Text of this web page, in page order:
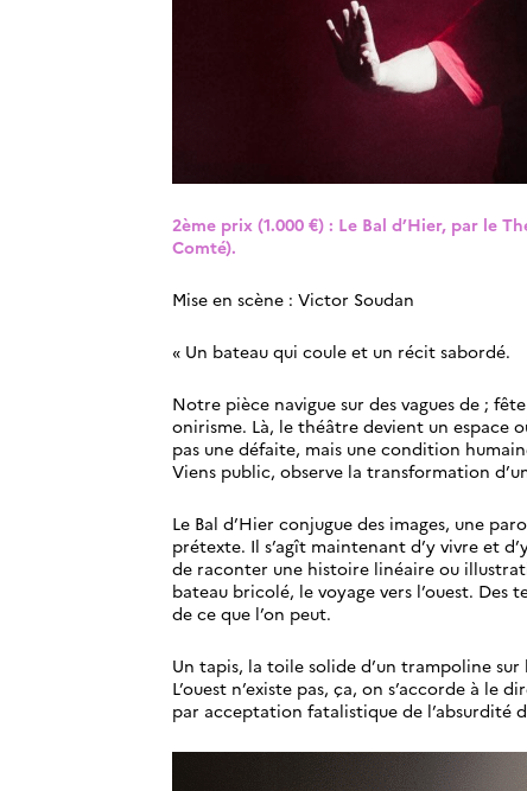
2ème prix (1.000 €) : Le Bal d’Hier, par le
Comté).
Mise en scène : Victor Soudan
« Un bateau qui coule et un récit sabordé.
Notre pièce navigue sur des vagues de ;
onirisme. Là, le théâtre devient un espace
pas une défaite, mais une condition
Viens public, observe la transformation
Le Bal d’Hier conjugue des images, une
prétexte. Il s’agît maintenant d’y vivre et
de raconter une histoire linéaire ou
bateau bricolé, le voyage vers l’ouest.
de ce que l’on peut.
Un tapis, la toile solide d’un trampoline
L’ouest n’existe pas, ça, on s’accorde à le
par acceptation fatalistique de l’absurdité